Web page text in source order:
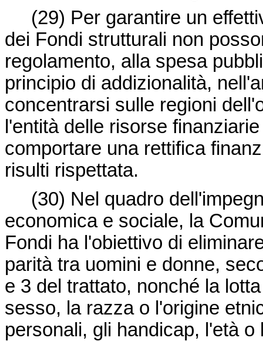
(29) Per garantire un
dei Fondi strutturali non
regolamento, alla spesa
principio di addizionalità,
concentrarsi sulle regioni
l'entità delle risorse
comportare una rettifica
risulti rispettata.
(30) Nel quadro
economica e sociale, la
Fondi ha l'obiettivo di
parità tra uomini e donne,
e 3 del trattato, nonché la
sesso, la razza o l'origine
personali, gli handicap, l'età